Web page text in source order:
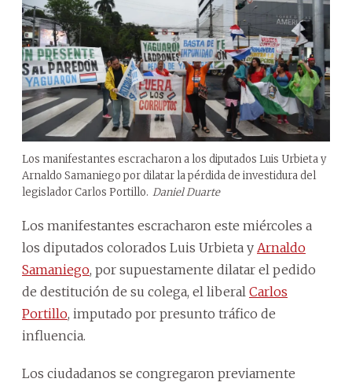
Los manifestantes escracharon a los diputados Luis Urbieta y
Arnaldo Samaniego por dilatar la pérdida de investidura del
legislador Carlos Portillo. Daniel Duarte
Los manifestantes escracharon este miércoles a
los diputados colorados Luis Urbieta y Arnaldo
Samaniego, por supuestamente dilatar el pedido
de destitución de su colega, el liberal Carlos
Portillo, imputado por presunto tráfico de
influencia.
Los ciudadanos se congregaron previamente